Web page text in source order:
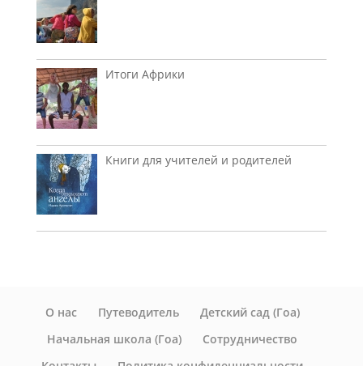
Итоги Африки
Книги для учителей и родителей
О нас Путеводитель
Детский сад (Гоа)
Начальная школа (Гоа)
Сотрудничество